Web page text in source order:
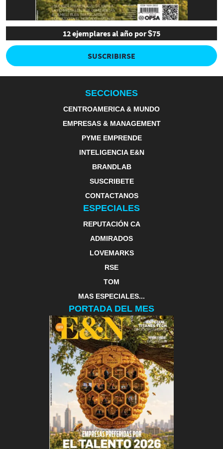
12 ejemplares al año por $75
SUSCRIBIRSE
SECCIONES
CENTROAMERICA & MUNDO
EMPRESAS & MANAGEMENT
PYME EMPRENDE
INTELIGENCIA E&N
BRANDLAB
SUSCRIBETE
CONTACTANOS
ESPECIALES
REPUTACIÓN CA
ADMIRADOS
LOVEMARKS
RSE
TOM
MAS ESPECIALES...
PORTADA DEL MES